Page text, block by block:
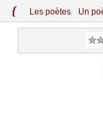
{ Les poètes Un